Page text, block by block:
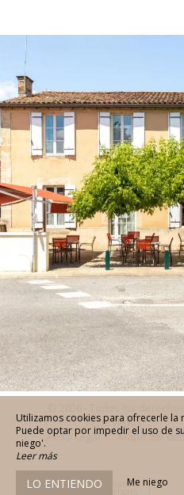
reservados
Aviso Legal
Mapa del sitio
Agence de communication
Utilizamos cookies para ofrecerle la
Puede optar por impedir el uso de
niego'.
Leer más
LO ENTIENDO Me niego